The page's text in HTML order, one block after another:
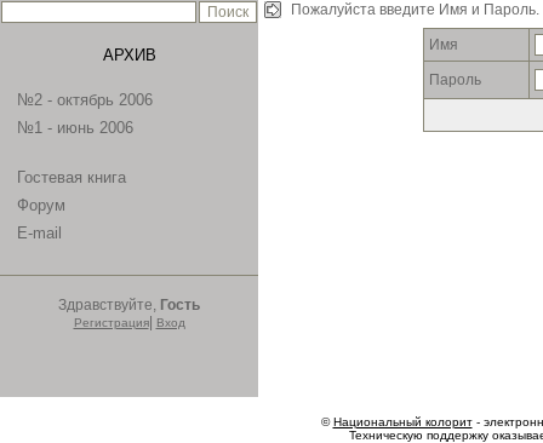
АРХИВ
№2 - октябрь 2006
№1 - июнь 2006
Гостевая книга
Форум
E-mail
Здравствуйте, Гость
Регистрация| Вход
Пожалуйста введите Имя и Пароль.
Имя
Пароль
©Национальный колорит-
Техническую поддержку